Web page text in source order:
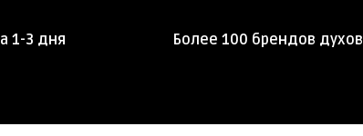
1-3 дня Более 100 брендов духов